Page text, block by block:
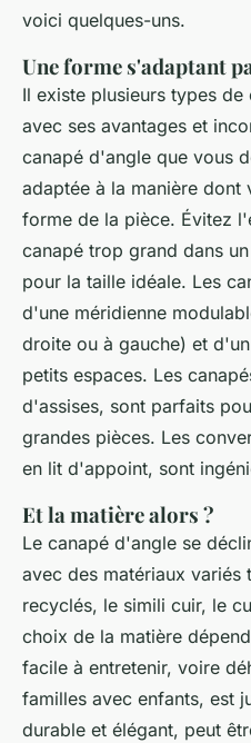
voici quelques-uns.
Une forme s'adaptant
Il existe plusieurs types
avec ses avantages et
canapé d'angle que vous
adaptée à la manière dont
forme de la pièce. Évitez
canapé trop grand dans
pour la taille idéale. Les
d'une méridienne
droite ou à gauche) et
petits espaces. Les
d'assises, sont parfaits
grandes pièces. Les
en lit d'appoint, sont
Et la matière alors ?
Le canapé d'angle se
avec des matériaux variés
recyclés, le simili cuir, le
choix de la matière
facile à entretenir, voire
familles avec enfants, est
durable et élégant, peut